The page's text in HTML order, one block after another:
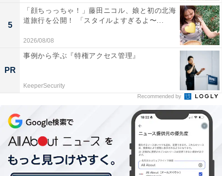
5
「顔ちっっちゃ！」藤田ニコル、娘と初の北海
道旅行を公開！ 「スタイルよすぎるよ〜...
2026/08/08
PR
事例から学ぶ『特権アクセス管理』
KeeperSecurity
Recommended by